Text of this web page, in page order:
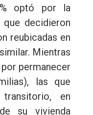
optó por la
decidieron
reubicadas en
Mientras
permanecer
las que
en
su vivienda